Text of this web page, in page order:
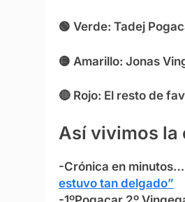
🟢 Verde: Tadej
🟡 Amarillo: Jonas
🔴 Rojo: El resto de
Así vivimos la
-Crónica en
estuvo tan delgado”